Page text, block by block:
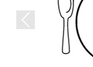
Previous